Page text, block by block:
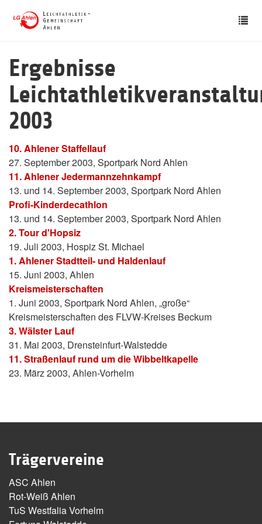
Ergebnisse
2003
10. Ahlener Staffellauf
27. September 2003, Sportpark Nord Ahlen
11. Ahlener Jedermannzehnkampf
13. und 14. September 2003, Sportpark Nord Ahlen
Profi-Kinderdecathlon
13. und 14. September 2003, Sportpark Nord Ahlen
2. Tour d'Hopsiz
19. Juli 2003, Hospiz St. Michael
1. Ahlener Stadtteil- und Haldenlauf
15. Juni 2003, Ahlen
Kreismeisterschaften
1. Juni 2003, Sportpark Nord Ahlen, „große“
Kreismeisterschaften des FLVW-Kreises Beckum
3. Wälster Lauf
31. Mai 2003, Drensteinfurt-Walstedde
11. Straßenlauf rund um die Wibbeltkapelle
23. März 2003, Ahlen-Vorhelm
Trägervereine
ASC Ahlen
Rot-Weiß Ahlen
TuS Westfalia Vorhelm